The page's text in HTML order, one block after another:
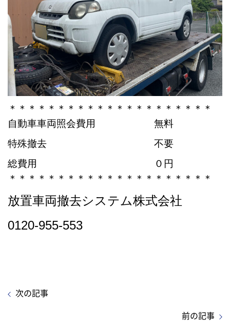
＊＊＊＊＊＊＊＊＊＊＊＊＊＊＊＊＊＊＊＊＊
自動車車両照会費用 無料
特殊撤去 不要
総費用 ０円
＊＊＊＊＊＊＊＊＊＊＊＊＊＊＊＊＊＊＊＊＊
放置車両撤去システム株式会社
0120-955-553
次の記事
前の記事